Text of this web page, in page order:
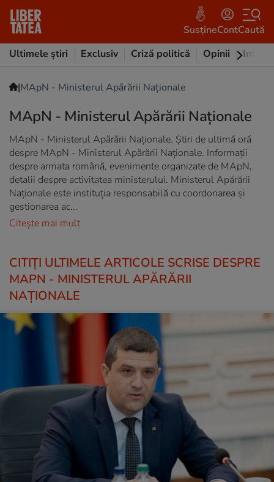
SusțineContCaută
Ultimele știri
Exclusiv Criză politică Opinii
|MApN - Ministerul Apărării Naționale
MApN - Ministerul Apărării Naționale
MApN - Ministerul Apărării Naționale. Știri de ultimă oră
despre MApN - Ministerul Apărării Naționale. Informații
despre armata română, evenimente organizate de MApN,
detalii despre activitatea ministerului. Ministerul Apărării
Naționale este instituția responsabilă cu coordonarea și
gestionarea ac...
Citește mai mult
CITIȚI ULTIMELE ARTICOLE SCRISE DESPRE
MAPN - MINISTERUL APĂRĂRII
NAȚIONALE